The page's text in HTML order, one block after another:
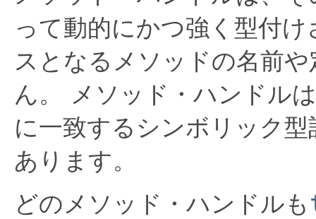
って動的にかつ強く型付
スとなるメソッドの名前
ん。
メソッド・ハンドル
に一致するシンボリック
あります。
どのメソッド・ハンドルも